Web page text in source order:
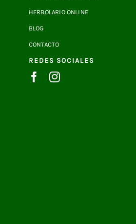
HERBOLARIO ONLINE
BLOG
CONTACTO
REDES SOCIALES